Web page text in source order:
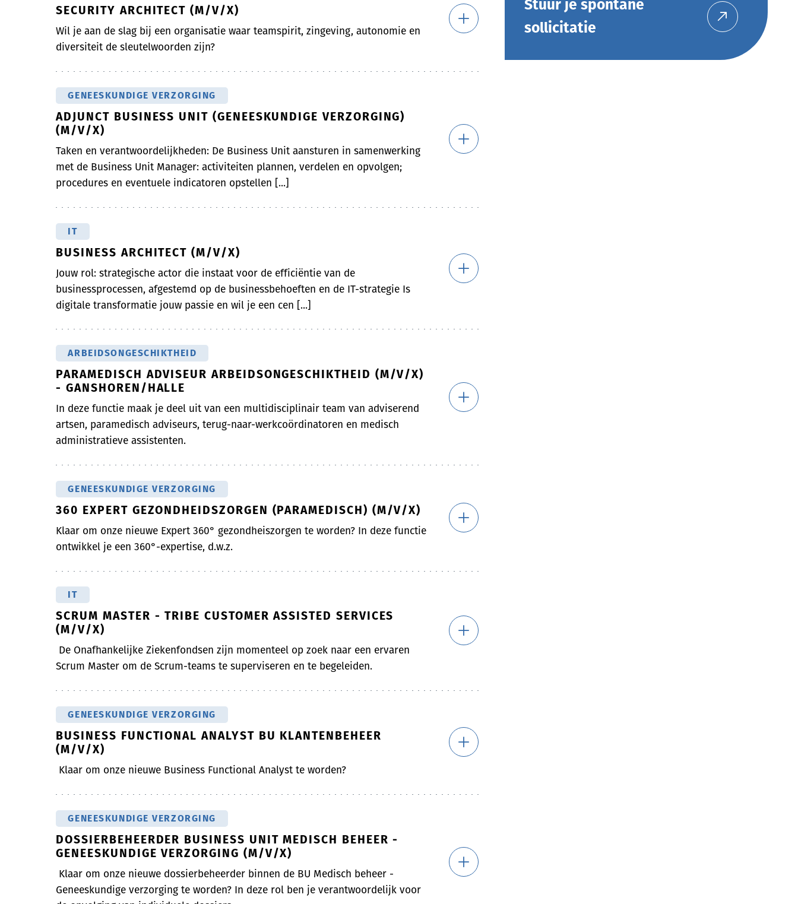
SECURITY ARCHITECT (M/V/X)
Wil je aan de slag bij een organisatie waar teamspirit, zingeving, autonomie en
diversiteit de sleutelwoorden zijn?
GENEESKUNDIGE VERZORGING
ADJUNCT BUSINESS UNIT (GENEESKUNDIGE VERZORGING)
(M/V/X)
Taken en verantwoordelijkheden: De Business Unit aansturen in samenwerking
met de Business Unit Manager: activiteiten plannen, verdelen en opvolgen;
procedures en eventuele indicatoren opstellen [...]
IT
BUSINESS ARCHITECT (M/V/X)
Jouw rol: strategische actor die instaat voor de efficiëntie van de
businessprocessen, afgestemd op de businessbehoeften en de IT-strategie Is
digitale transformatie jouw passie en wil je een cen [...]
ARBEIDSONGESCHIKTHEID
PARAMEDISCH ADVISEUR ARBEIDSONGESCHIKTHEID (M/V/X)
- GANSHOREN/HALLE
In deze functie maak je deel uit van een multidisciplinair team van adviserend
artsen, paramedisch adviseurs, terug-naar-werkcoördinatoren en medisch
administratieve assistenten.
GENEESKUNDIGE VERZORGING
360 EXPERT GEZONDHEIDSZORGEN (PARAMEDISCH) (M/V/X)
Klaar om onze nieuwe Expert 360° gezondheiszorgen te worden? In deze functie
ontwikkel je een 360°-expertise, d.w.z.
IT
SCRUM MASTER - TRIBE CUSTOMER ASSISTED SERVICES
(M/V/X)
De Onafhankelijke Ziekenfondsen zijn momenteel op zoek naar een ervaren
Scrum Master om de Scrum-teams te superviseren en te begeleiden.
GENEESKUNDIGE VERZORGING
BUSINESS FUNCTIONAL ANALYST BU KLANTENBEHEER
(M/V/X)
Klaar om onze nieuwe Business Functional Analyst te worden?
GENEESKUNDIGE VERZORGING
DOSSIERBEHEERDER BUSINESS UNIT MEDISCH BEHEER -
GENEESKUNDIGE VERZORGING (M/V/X)
Klaar om onze nieuwe dossierbeheerder binnen de BU Medisch beheer -
Geneeskundige verzorging te worden? In deze rol ben je verantwoordelijk voor
Stuur je spontane
sollicitatie